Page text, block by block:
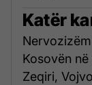
Katër
Kosovën
Zeqiri,